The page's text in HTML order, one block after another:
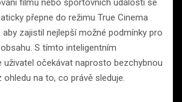
filmů nebo sportovních událostí se
přepne do režimu True Cinema
zajistil nejlepší možné podmínky pro
S tímto inteligentním
očekávat naprosto bezchybnou
ohledu na to, co právě sleduje.